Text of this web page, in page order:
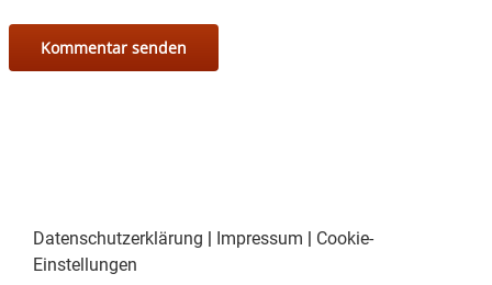
Steuerfachmann auf, um die ein oder andere berufliche
Ausgabe steuerlich geltend machen zu können.
Es spielen:Brigitte Voglsammer, Bernhard Seidinger,
Datenschutzerklärung | Impressum | Cookie-
Einstellungen